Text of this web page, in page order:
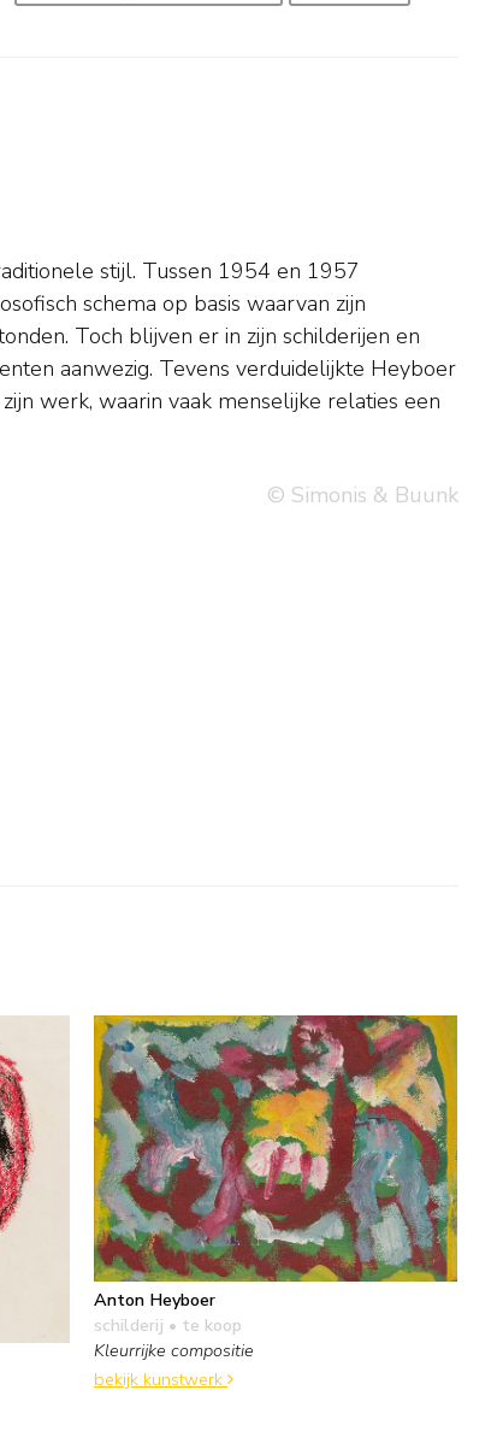
© Simonis & Buunk
Anton Heyboer
schilderij • te koop
Kleurrijke compositie
bekijk kunstwerk